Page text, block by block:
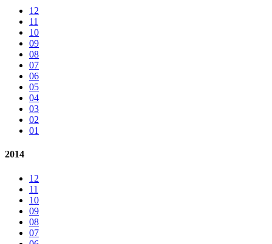
12
11
10
09
08
07
06
05
04
03
02
01
2014
12
11
10
09
08
07